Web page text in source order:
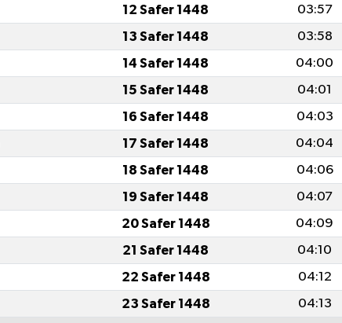
12 Safer 1448 03:57
13 Safer 1448 03:58
14 Safer 1448 04:00
15 Safer 1448 04:01
16 Safer 1448 04:03
17 Safer 1448 04:04
18 Safer 1448 04:06
19 Safer 1448 04:07
20 Safer 1448 04:09
21 Safer 1448 04:10
22 Safer 1448 04:12
23 Safer 1448 04:13